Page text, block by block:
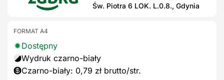
Św. Piotra 6 LOK. L.0.8., Gdynia
FORMAT A4
Dostępny
Wydruk czarno-biały
Czarno-biały: 0,79 zł brutto/str.